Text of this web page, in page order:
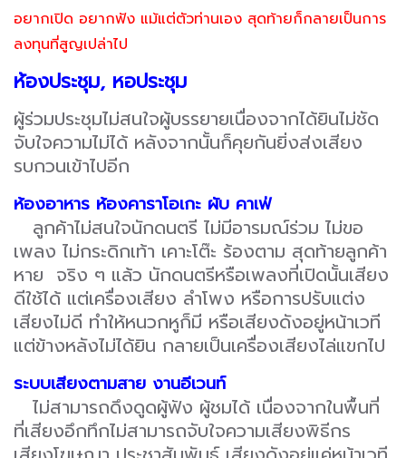
อยากเปิด อยากฟัง แม้แต่ตัวท่านเอง สุดท้ายก็กลายเป็นการ
ลงทุนที่สูญเปล่าไป
ห้องประชุม, หอประชุม
ผู้ร่วมประชุมไม่สนใจผู้บรรยายเนื่องจากได้ยินไม่ชัด
จับใจความไม่ได้ หลังจากนั้นก็คุยกันยิ่งส่งเสียง
รบกวนเข้าไปอีก
ห้องอาหาร ห้องคาราโอเกะ ผับ คาเฟ่
ลูกค้าไม่สนใจนักดนตรี ไม่มีอารมณ์ร่วม ไม่ขอ
เพลง ไม่กระดิกเท้า เคาะโต๊ะ ร้องตาม สุดท้ายลูกค้า
หาย จริง ๆ แล้ว นักดนตรีหรือเพลงที่เปิดนั้นเสียง
ดีใช้ได้ แต่เครื่องเสียง ลำโพง หรือการปรับแต่ง
เสียงไม่ดี ทำให้หนวกหูก็มี หรือเสียงดังอยู่หน้าเวที
แต่ข้างหลังไม่ได้ยิน กลายเป็นเครื่องเสียงไล่แขกไป
ระบบเสียงตามสาย งานอีเวนท์
ไม่สามารถดึงดูดผู้ฟัง ผู้ชมได้ เนื่องจากในพื้นที่
ที่เสียงอึกทึกไม่สามารถจับใจความเสียงพิธีกร